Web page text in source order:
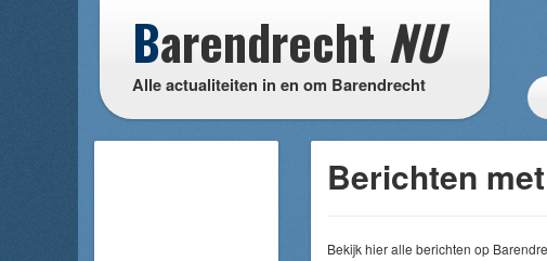
Barendrecht NU
Alle actualiteiten in en om Barendrecht
Berichten
Bekijk hier alle berichten op